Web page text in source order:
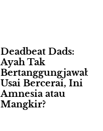
Deadbeat Dads:
Ayah Tak
Bertanggungjawab
Usai Bercerai, Ini
Amnesia atau
Mangkir?